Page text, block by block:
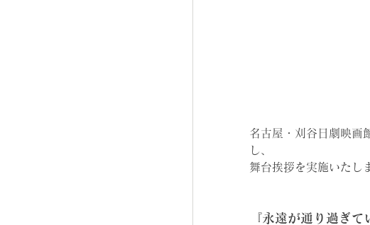
名古屋・刈谷日劇映画
し、
舞台挨拶を実施いたし
『永遠が通り過ぎ